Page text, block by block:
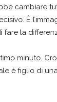
cambiare
È
la
minuto.
è figlio di